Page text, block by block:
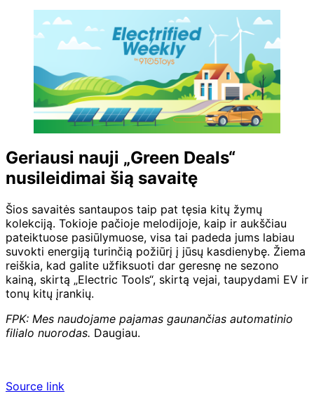
Geriausi nauji „Green Deals“
nusileidimai šią savaitę
Šios savaitės santaupos taip pat tęsia kitų žymų
kolekciją. Tokioje pačioje melodijoje, kaip ir aukščiau
pateiktuose pasiūlymuose, visa tai padeda jums labiau
suvokti energiją turinčią požiūrį į jūsų kasdienybę. Žiema
reiškia, kad galite užfiksuoti dar geresnę ne sezono
kainą, skirtą „Electric Tools“, skirtą vejai, taupydami EV ir
tonų kitų įrankių.
FPK: Mes naudojame pajamas gaunančias automatinio
filialo nuorodas. Daugiau.
Source link